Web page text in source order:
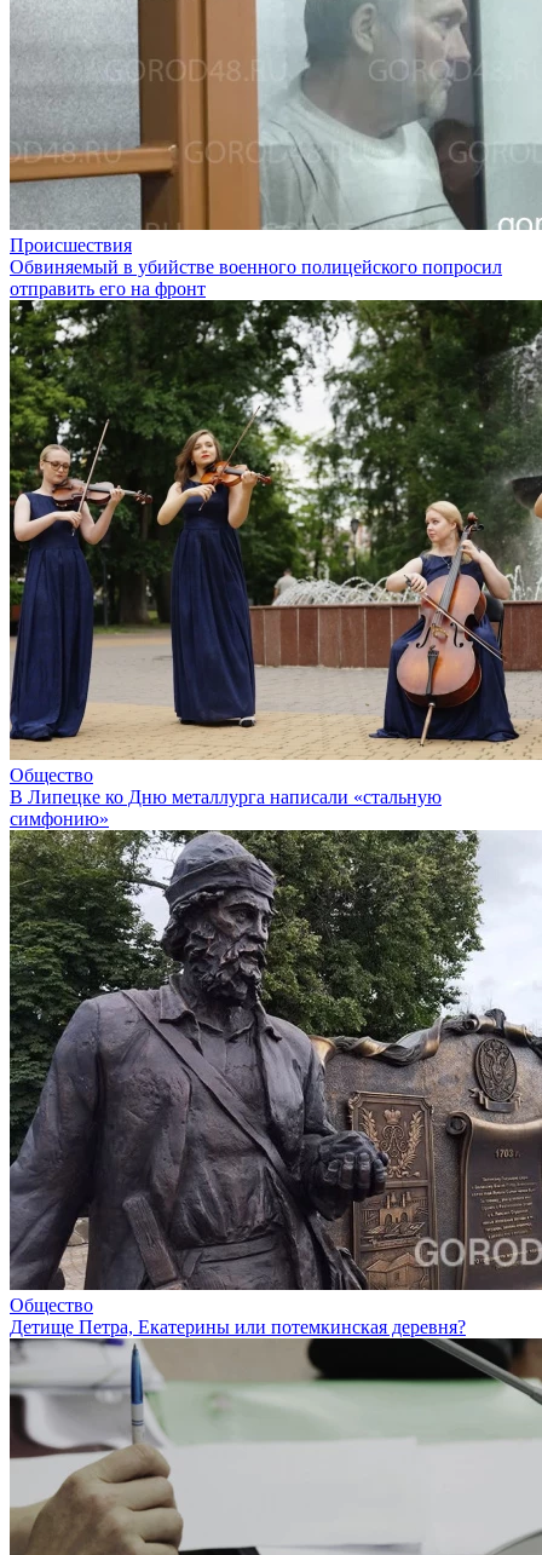
Происшествия
Обвиняемый в убийстве военного полицейского попросил
отправить его на фронт
Общество
В Липецке ко Дню металлурга написали «стальную
симфонию»
Общество
Детище Петра, Екатерины или потемкинская деревня?